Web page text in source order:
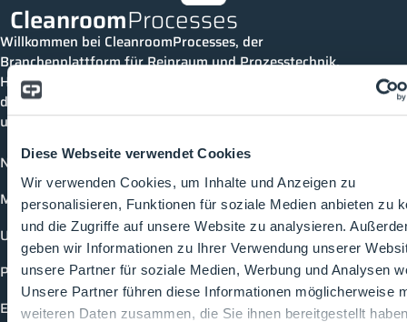
Diese Webseite verwendet Cookies
Wir verwenden Cookies, um Inhalte und Anzeigen zu
personalisieren, Funktionen für soziale Medien anbieten zu
und die Zugriffe auf unsere Website zu analysieren.
geben wir Informationen zu Ihrer Verwendung unserer
unsere Partner für soziale Medien, Werbung und Analysen
Unsere Partner führen diese Informationen möglicherweise
weiteren Daten zusammen, die Sie ihnen bereitgestellt
CleanroomProcesses
Willkommen bei CleanroomProcesses, der
Branchenplattform für Reinraum und Prozesstechnik.
Hier bleibst du immer auf dem neuesten Stand, kannst
dich mit anderen verknüpfen und alle relevanten Themen
und Events der Branche entdecken.
News
Mediathek
Unternehmen
Produkte
Events